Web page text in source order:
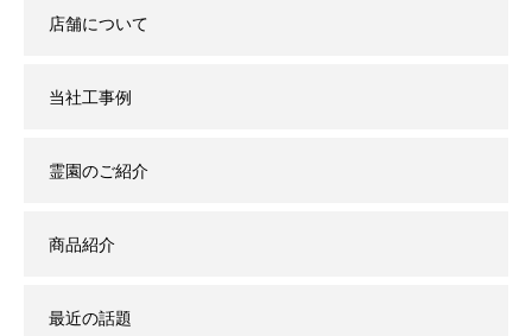
店舗について
当社工事例
霊園のご紹介
商品紹介
最近の話題